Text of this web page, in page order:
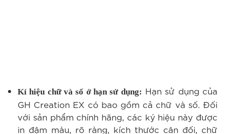
Kí hiệu chữ và số ở hạn sử dụng: Hạn sử dụng của
GH Creation EX có bao gồm cả chữ và số. Đối
với sản phẩm chính hãng, các ký hiệu này được
in đậm màu, rõ ràng, kích thước cân đối, chữ